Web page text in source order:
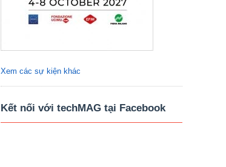
Xem các sự kiện khác
Kết nối với techMAG tại Facebook